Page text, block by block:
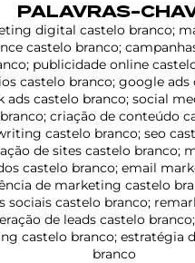
PALAVRAS-
digital castelo branco;
castelo branco;
publicidade online
castelo branco; google ads
ads castelo branco; social
criação de conteúdo
castelo branco; seo
de sites castelo branco;
castelo branco; email
de marketing castelo
sociais castelo branco;
de leads castelo
castelo branco; estratégia
branco